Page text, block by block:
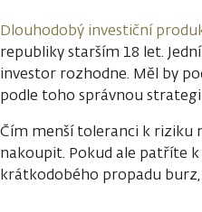
Dlouhodobý investiční
republiky starším 18 let.
investor rozhodne. Měl by
podle toho správnou
Čím menší toleranci k riziku
nakoupit. Pokud ale patříte
krátkodobého propadu